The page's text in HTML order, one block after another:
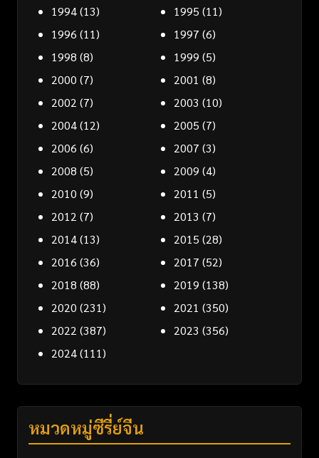
1994(13) 1995 (11)
1996 (11) 1997 (6)
1998 (8) 1999 (5)
2000 (7) 2001 (8)
2002 (7) 2003 (10)
2004(12) 2005 (7)
2006 (6) 2007 (3)
2008 (5) 2009 (4)
2010 (9) 2011 (5)
2012 (7) 2013 (7)
2014(13) 2015 (28)
2016 (36) 2017 (52)
2018 (88) 2019 (138)
2020 (231) 2021 (350)
2022 (387) 2023 (356)
2024(111)
หมวดหมู่ซีรี่ย์จีน